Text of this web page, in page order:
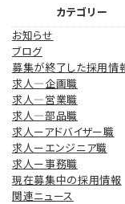
カテゴリー
お知らせ
ブログ
募集が終了した採用情
求人―企画職
求人―営業職
求人―部品職
求人ーアドバイザー職
求人ーエンジニア職
求人ー事務職
現在募集中の採用情報
関連ニュース